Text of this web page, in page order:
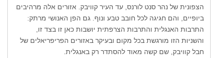
הצפונית של נהר סנט לורנס, עד העיר קוויבק. אזורים אלה מרהיבים
ביופיים, והם חגיגה לכל חובב טבע ונוף. גם הפן האנושי מרתק:
התרבות האנגלית והתרבות הצרפתית יושבות כאן זו בצד זו,
והשניות הזו מורגשת בכל מקום ובעיקר באזורים הפריפריאלים של
חבל קוויבק, שם קשה מאוד להסתדר רק באנגלית.